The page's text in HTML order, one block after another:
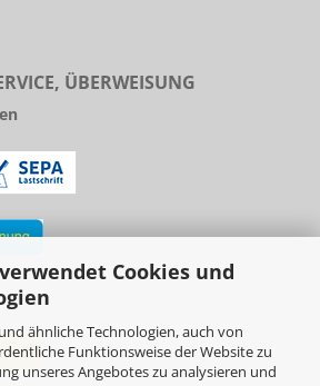
Cookies und
ähnliche Technologien, auch von
Funktionsweise der Website zu
unseres Angebotes zu analysieren und
ÜBERWEISUNG